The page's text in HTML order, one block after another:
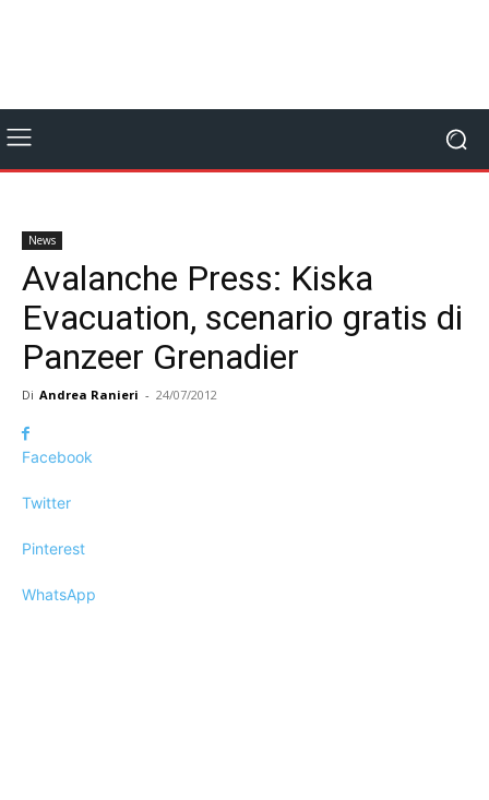
News
Avalanche Press: Kiska
Evacuation, scenario gratis di
Panzeer Grenadier
Di Andrea Ranieri - 24/07/2012
Facebook
Twitter
Pinterest
WhatsApp